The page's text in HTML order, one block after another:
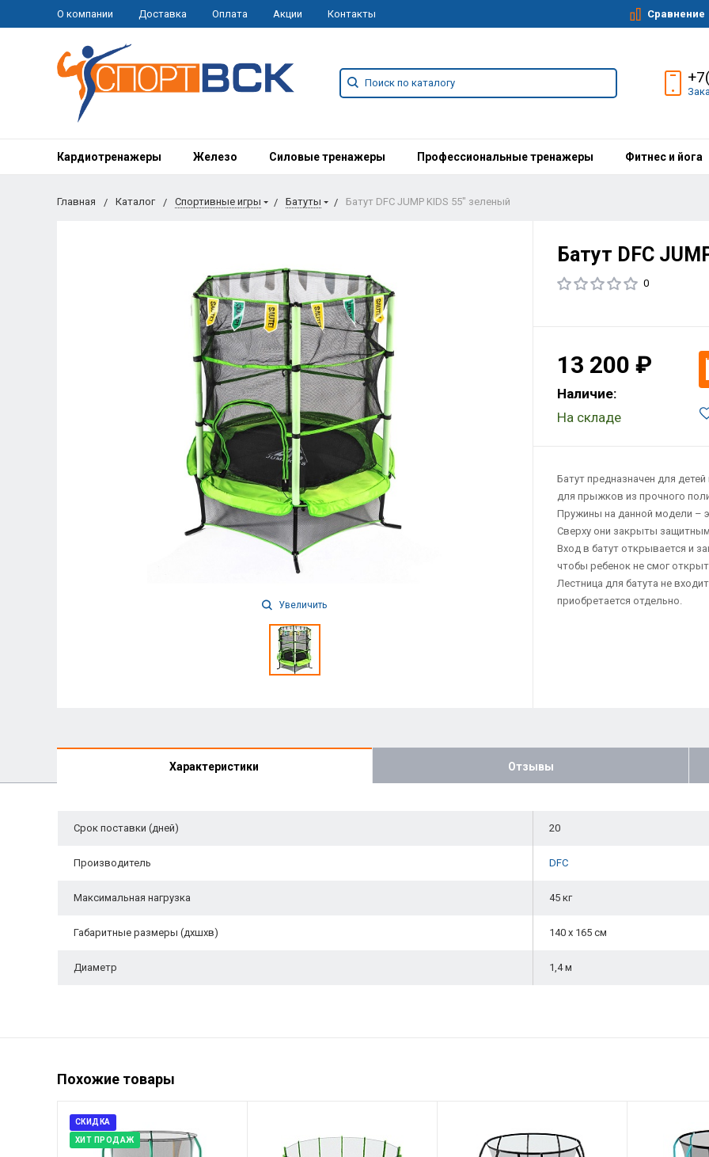
О компании Доставка Оплата Акции Контакты Сравнение
Кардиотренажеры Железо Силовые тренажеры Профессиональные тренажеры Фитнес и йога
Главная Каталог Спортивные игры Батуты Батут DFC JUMP KIDS 55" зеленый
Увеличить
Батут DFC
0
13 200 ₽
Наличие:
На складе
Батут предназначен для
для прыжков из прочного
Пружины на данной модели –
Сверху они закрыты
Вход в батут открывается и
чтобы ребенок не смог
Лестница для батута не
приобретается отдельно.
Характеристики Отзывы
Срок поставки (дней) 20
Производитель DFC
Максимальная нагрузка 45 кг
Габаритные размеры (дхшхв) 140 х 165 см
Диаметр 1,4 м
Похожие товары
СКИДКА
ХИТ ПРОДАЖ